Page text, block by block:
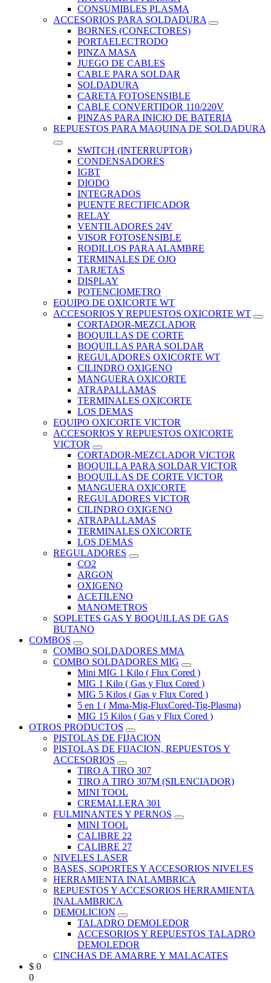
CONSUMIBLES PLASMA
ACCESORIOS PARA SOLDADURA
BORNES (CONECTORES)
PORTAELECTRODO
PINZA MASA
JUEGO DE CABLES
CABLE PARA SOLDAR
SOLDADURA
CARETA FOTOSENSIBLE
CABLE CONVERTIDOR 110/220V
PINZAS PARA INICIO DE BATERIA
REPUESTOS PARA MAQUINA DE SOLDADURA
SWITCH (INTERRUPTOR)
CONDENSADORES
IGBT
DIODO
INTEGRADOS
PUENTE RECTIFICADOR
RELAY
VENTILADORES 24V
VISOR FOTOSENSIBLE
RODILLOS PARA ALAMBRE
TERMINALES DE OJO
TARJETAS
DISPLAY
POTENCIOMETRO
EQUIPO DE OXICORTE WT
ACCESORIOS Y REPUESTOS OXICORTE WT
CORTADOR-MEZCLADOR
BOQUILLAS DE CORTE
BOQUILLAS PARA SOLDAR
REGULADORES OXICORTE WT
CILINDRO OXIGENO
MANGUERA OXICORTE
ATRAPALLAMAS
TERMINALES OXICORTE
LOS DEMAS
EQUIPO OXICORTE VICTOR
ACCESORIOS Y REPUESTOS OXICORTE
VICTOR
CORTADOR-MEZCLADOR VICTOR
BOQUILLA PARA SOLDAR VICTOR
BOQUILLAS DE CORTE VICTOR
MANGUERA OXICORTE
REGULADORES VICTOR
CILINDRO OXIGENO
ATRAPALLAMAS
TERMINALES OXICORTE
LOS DEMAS
REGULADORES
CO2
ARGON
OXIGENO
ACETILENO
MANOMETROS
SOPLETES GAS Y BOQUILLAS DE GAS
BUTANO
COMBOS
COMBO SOLDADORES MMA
COMBO SOLDADORES MIG
Mini MIG 1 Kilo ( Flux Cored )
MIG 1 Kilo ( Gas y Flux Cored )
MIG 5 Kilos ( Gas y Flux Cored )
5 en 1 ( Mma-Mig-FluxCored-Tig-Plasma)
MIG 15 Kilos ( Gas y Flux Cored )
OTROS PRODUCTOS
PISTOLAS DE FIJACION
PISTOLAS DE FIJACION, REPUESTOS Y
ACCESORIOS
TIRO A TIRO 307
TIRO A TIRO 307M (SILENCIADOR)
MINI TOOL
CREMALLERA 301
FULMINANTES Y PERNOS
MINI TOOL
CALIBRE 22
CALIBRE 27
NIVELES LASER
BASES, SOPORTES Y ACCESORIOS NIVELES
HERRAMIENTA INALAMBRICA
REPUESTOS Y ACCESORIOS HERRAMIENTA
INALAMBRICA
DEMOLICION
TALADRO DEMOLEDOR
ACCESORIOS Y REPUESTOS TALADRO
DEMOLEDOR
CINCHAS DE AMARRE Y MALACATES
$ 0
0